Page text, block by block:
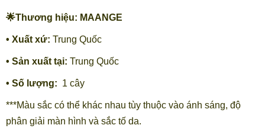
🌟Thương hiệu: MAANGE
• Xuất xứ: Trung Quốc
• Sản xuất tại: Trung Quốc
• Số lượng: 1 cây
***Màu sắc có thể khác nhau tùy thuộc vào ánh sáng, độ
phân giải màn hình và sắc tố da.